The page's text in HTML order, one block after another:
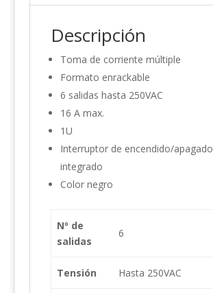
Descripción
Toma de corriente múltiple
Formato enrackable
6 salidas hasta 250VAC
16 A max.
1U
Interruptor de encendido/apagado
integrado
Color negro
Nº de
salidas
6
Tensión Hasta 250VAC